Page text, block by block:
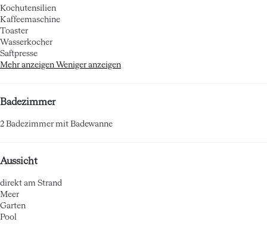
Kochutensilien
Kaffeemaschine
Toaster
Wasserkocher
Saftpresse
Mehr anzeigen Weniger anzeigen
Badezimmer
2 Badezimmer mit Badewanne
Aussicht
direkt am Strand
Meer
Garten
Pool